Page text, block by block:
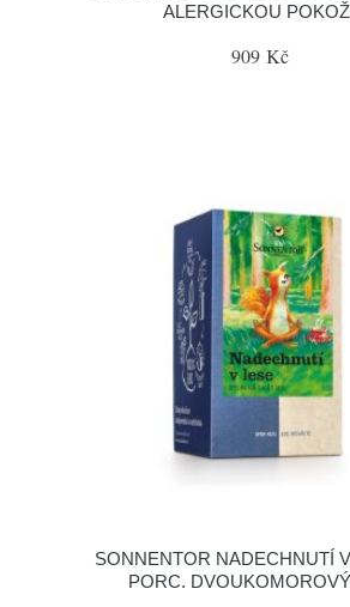
ALERGICKOU
909 Kč
SONNENTOR NADECHNUTÍ
PORC.